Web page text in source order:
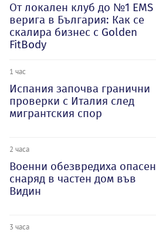
От локален клуб до №1 EMS
верига в България: Как се
скалира бизнес с Golden
FitBody
1 час
Испания започва гранични
проверки с Италия след
мигрантския спор
2 часа
Военни обезвредиха опасен
снаряд в частен дом във
Видин
3 часа